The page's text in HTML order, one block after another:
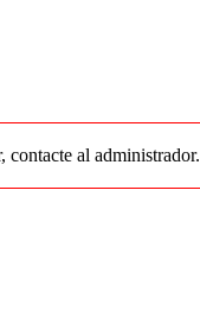
contacte al administrador.